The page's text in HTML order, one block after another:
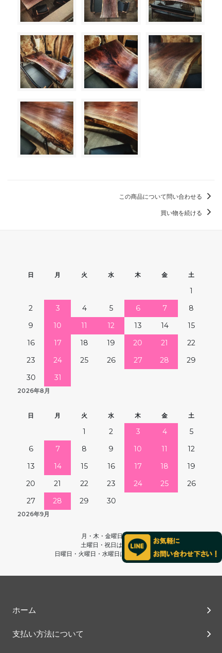
この商品について問い合わせる
買い物を続ける
2026年8月
日 月 火 水 木 金 土
1
2
3 4 5 6 7
8
9
10 11 12 13 14
15
16
17 18 19 20 21
22
23
24 25 26 27 28
29
30
31
2026年9月
日 月 火 水 木 金 土
1 2 3 4
5
6
7 8 9 10 11
12
13
14 15 16 17 18
19
20
21 22 23 24 25
26
27
28 29 30
月・木・金曜日は休業
土曜日・祝日は13時～
日曜日・火曜日・水曜日は終日営業です。
ホーム
支払い方法について